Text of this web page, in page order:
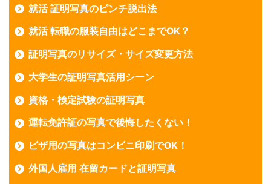
就活 証明写真のピンチ脱出法
就活 転職の服装自由はどこまでOK？
証明写真のリサイズ・サイズ変更方法
大学生の証明写真活用シーン
資格・検定試験の証明写真
運転免許証の写真で後悔したくない！
ビザ用の写真はコンビニ印刷でOK！
外国人雇用 在留カードと証明写真